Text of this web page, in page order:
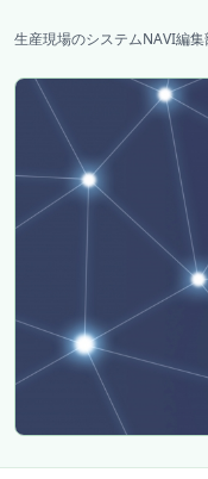
生産現場のシステムNAVI編集